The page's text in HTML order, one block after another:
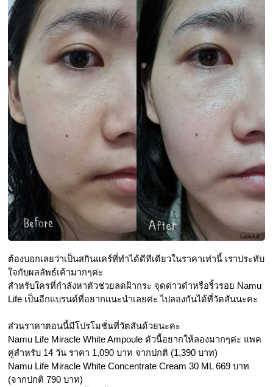
ต้องบอกเลยว่าเป็นสกินแคร์ที่ทำได้ดีทีเดียวในราคาเท่านี้ เราประทับ
ใจกับผลลัพธ์เค้ามากๆค่ะ
สำหรับใครที่กำลังหาตัวช่วยลดฝ้ากระ จุดด่าวดำหรือริ้วรอย Namu
Life เป็นอีกแบรนด์ที่อยากแนะนำเลยค่ะ ไปลองกันได้ที่วัตสันนะคะ
ส่วนราคาตอนนี้มีโปรโมชั่นที่วัตสันด้วยนะคะ
Namu Life Miracle White Ampoule ตัวนี้อยากให้ลองมากๆค่ะ แพค
คู่สำหรับ 14 วัน ราคา 1,090 บาท จากปกติ (1,390 บาท)
Namu Life Miracle White Concentrate Cream 30 ML 669 บาท
(จากปกติ 790 บาท)